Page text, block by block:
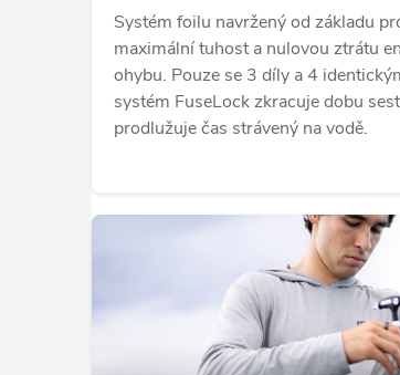
Systém foilu navržený od základu
maximální tuhost a nulovou ztrátu
ohybu. Pouze se 3 díly a 4
systém FuseLock zkracuje dobu
prodlužuje čas strávený na vodě.